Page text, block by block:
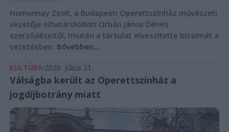
Homonnay Zsolt, a Budapesti Operettszínház művészeti
vezetője elhatárolódott Orbán János Dénes
szerződéseitől, miután a társulat elveszítette bizalmát a
vezetésben. Bővebben...
KULTÚRA 2026. július 21.
Válságba került az Operettszínház a
jogdíjbotrány miatt